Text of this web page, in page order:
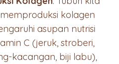
kolagen
asupan nutrisi
C (jeruk, stroberi,
kacangan, biji labu),